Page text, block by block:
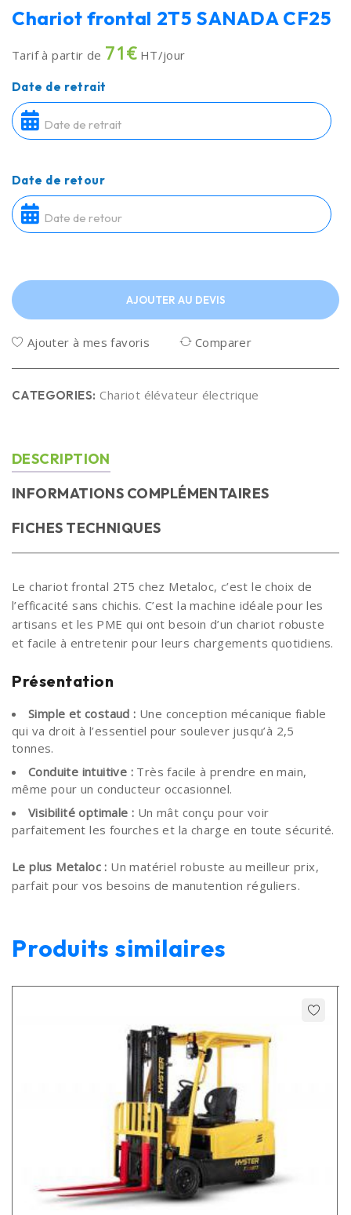
Chariot frontal 2T5 SANADA CF25
Tarif à partir de 71€HT/jour
Date de retrait
Date de retour
AJOUTER AU DEVIS
Ajouter à mes favoris Comparer
CATEGORIES: Chariot élévateur électrique
DESCRIPTION
INFORMATIONS COMPLÉMENTAIRES
FICHES TECHNIQUES
Le chariot frontal 2T5 chez Metaloc, c’est le choix de
l’efficacité sans chichis. C’est la machine idéale pour les
artisans et les PME qui ont besoin d’un chariot robuste
et facile à entretenir pour leurs chargements quotidiens.
Présentation
Simple et costaud : Une conception mécanique fiable
qui va droit à l’essentiel pour soulever jusqu’à 2,5
tonnes.
Conduite intuitive : Très facile à prendre en main,
même pour un conducteur occasionnel.
Visibilité optimale : Un mât conçu pour voir
parfaitement les fourches et la charge en toute sécurité.
Le plus Metaloc : Un matériel robuste au meilleur prix,
parfait pour vos besoins de manutention réguliers.
Produits similaires